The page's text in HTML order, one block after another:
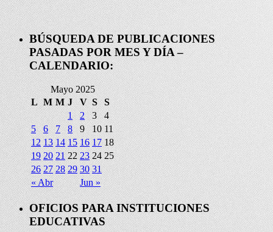
BÚSQUEDA DE PUBLICACIONES
PASADAS POR MES Y DÍA –
CALENDARIO:
Mayo 2025
L M M J V S S
« Abr Jun »
1 2 3
4
5
6 7 8 9 10 11
12 13 14 15 16 17 18
19 20 21 22 23 24 25
26 27 28 29 30 31
OFICIOS PARA INSTITUCIONES
EDUCATIVAS